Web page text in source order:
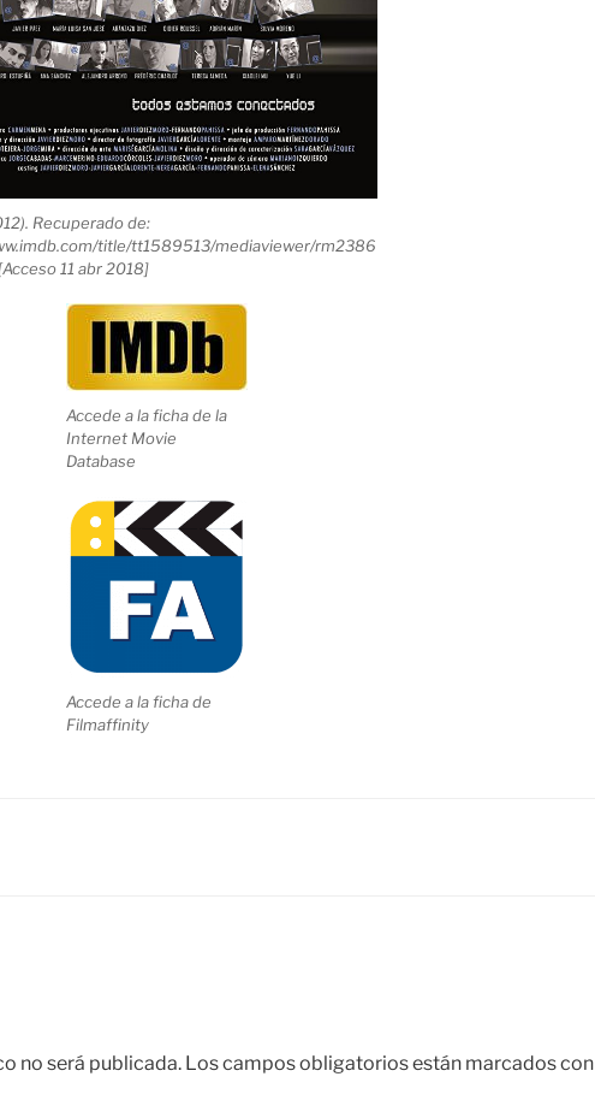
Recuperado de:
title/tt1589513/mediaviewer/rm2386
11 abr 2018]
Accede a la ficha de la
Internet Movie
Database
Accede a la ficha de
Filmaffinity
no será publicada. Los campos obligatorios están marcados con